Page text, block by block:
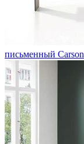
письменный Carson